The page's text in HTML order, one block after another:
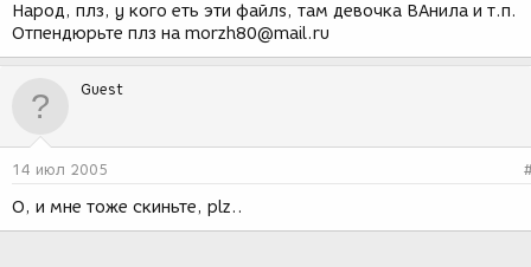
и
я
Народ, плз, у кого еть эти файлs, там девочка ВАнила и т.п.
Отпендюрьте плз на morzh80@mail.ru
Guest
14 июл 2005
О, и мне тоже скиньте, plz..